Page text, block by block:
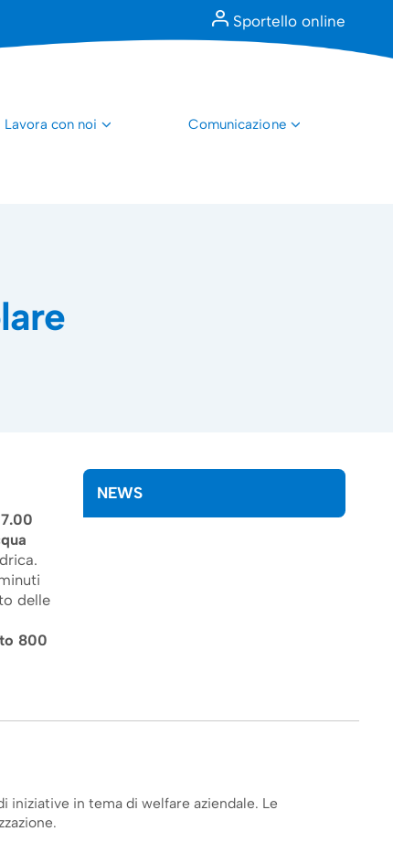
Sportello online
Lavora con noi Comunicazione
delle
800
NEWS
iniziative in tema di welfare aziendale. Le